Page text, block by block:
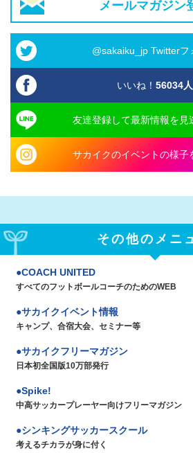
メールマガジン
@sakaiku_jp Twitterフ
いいね！ 56034人
友達登録して最新情報を見
サカイクのイベントの様子
その他のメニ
COACH UNITED
すべてのフットボールコーチのためのWEB
サカイクイベント情報
キャンプ、合宿大会、セミナー等
サカイクフリーマガジン
日本初全国版10万部発行
Spike!
中高サッカープレーヤー向けフリーマガジン
シンキングサッカースクール
考えるチカラが身に付く